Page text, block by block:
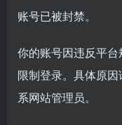
账号已被封禁。
你的账号因违反平
限制登录。具体原
系网站管理员。